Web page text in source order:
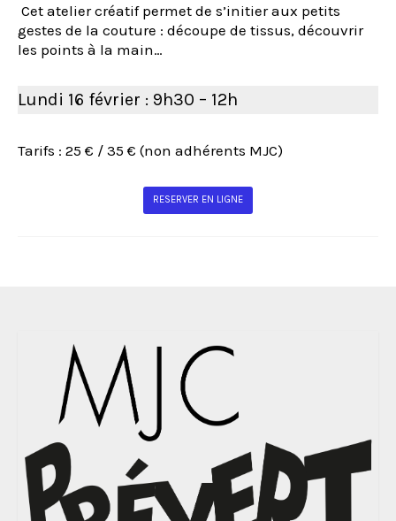
Cet atelier créatif permet de s’initier aux petits
gestes de la couture : découpe de tissus, découvrir
les points à la main…
Lundi 16 février : 9h30 – 12h
Tarifs : 25 € / 35 € (non adhérents MJC)
RESERVER EN LIGNE